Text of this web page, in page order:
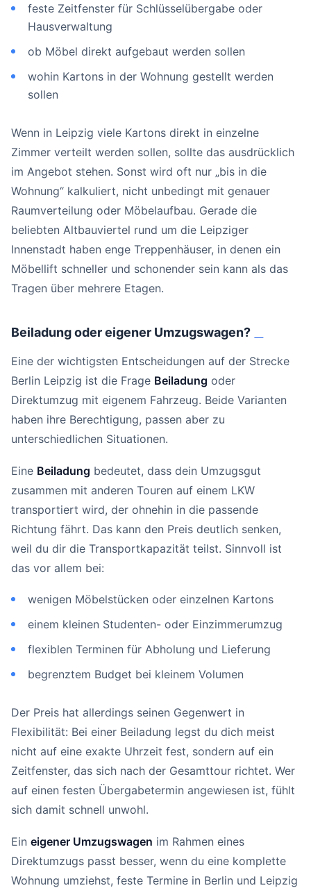
feste Zeitfenster für Schlüsselübergabe oder
Hausverwaltung
ob Möbel direkt aufgebaut werden sollen
wohin Kartons in der Wohnung gestellt werden
sollen
Wenn in Leipzig viele Kartons direkt in einzelne
Zimmer verteilt werden sollen, sollte das ausdrücklich
im Angebot stehen. Sonst wird oft nur „bis in die
Wohnung“ kalkuliert, nicht unbedingt mit genauer
Raumverteilung oder Möbelaufbau. Gerade die
beliebten Altbauviertel rund um die Leipziger
Innenstadt haben enge Treppenhäuser, in denen ein
Möbellift schneller und schonender sein kann als das
Tragen über mehrere Etagen.
Beiladung oder eigener Umzugswagen?
Eine der wichtigsten Entscheidungen auf der Strecke
Berlin Leipzig ist die Frage Beiladung oder
Direktumzug mit eigenem Fahrzeug. Beide Varianten
haben ihre Berechtigung, passen aber zu
unterschiedlichen Situationen.
Eine Beiladung bedeutet, dass dein Umzugsgut
zusammen mit anderen Touren auf einem LKW
transportiert wird, der ohnehin in die passende
Richtung fährt. Das kann den Preis deutlich senken,
weil du dir die Transportkapazität teilst. Sinnvoll ist
das vor allem bei:
wenigen Möbelstücken oder einzelnen Kartons
einem kleinen Studenten- oder Einzimmerumzug
flexiblen Terminen für Abholung und Lieferung
begrenztem Budget bei kleinem Volumen
Der Preis hat allerdings seinen Gegenwert in
Flexibilität: Bei einer Beiladung legst du dich meist
nicht auf eine exakte Uhrzeit fest, sondern auf ein
Zeitfenster, das sich nach der Gesamttour richtet. Wer
auf einen festen Übergabetermin angewiesen ist, fühlt
sich damit schnell unwohl.
Ein eigener Umzugswagen im Rahmen eines
Direktumzugs passt besser, wenn du eine komplette
Wohnung umziehst, feste Termine in Berlin und Leipzig